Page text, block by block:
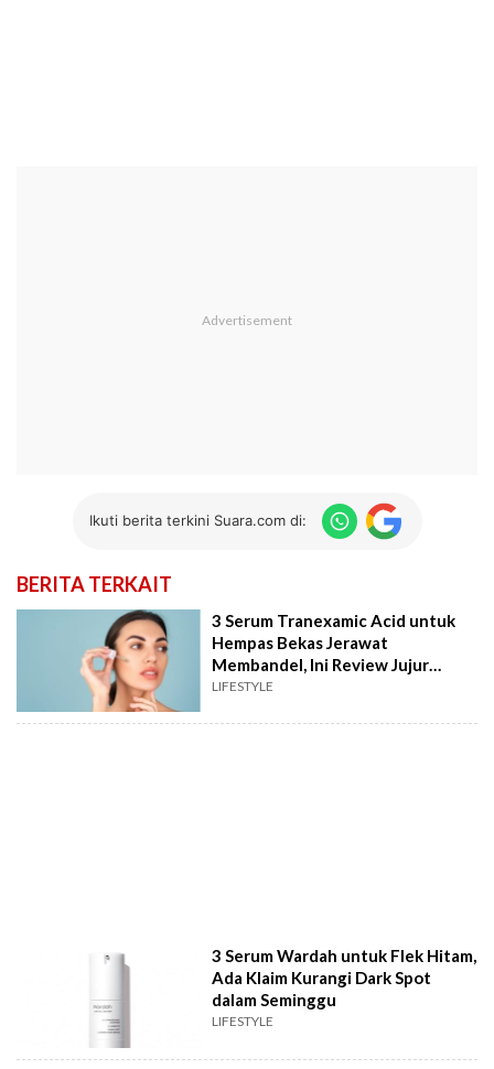
Ikuti berita terkini Suara.com di:
BERITA TERKAIT
3 Serum Tranexamic Acid untuk
Hempas Bekas Jerawat
Membandel, Ini Review Jujur
Pembeli
LIFESTYLE
3 Serum Wardah untuk Flek Hitam,
Ada Klaim Kurangi Dark Spot
dalam Seminggu
LIFESTYLE